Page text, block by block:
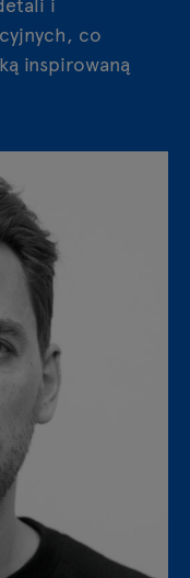
co
inspirowaną